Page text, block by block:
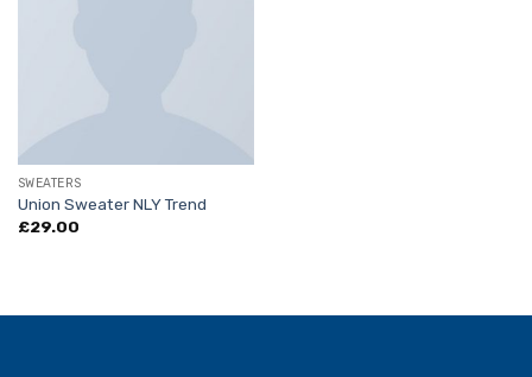
SWEATERS
Union Sweater NLY Trend
£29.00